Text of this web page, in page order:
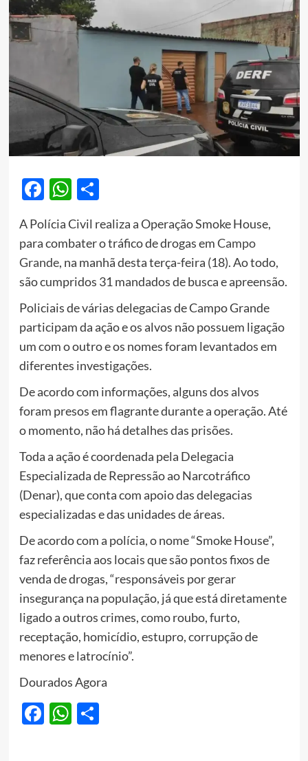
Facebook
WhatsApp
Share
A Polícia Civil realiza a Operação Smoke House,
para combater o tráfico de drogas emCampo
Grande, na manhã desta terça-feira (18). Ao todo,
são cumpridos 31 mandados de busca e apreensão.
Policiais de várias delegacias de Campo Grande
participam da ação e os alvos não possuem ligação
um com o outro e os nomes foram levantados em
diferentes investigações.
De acordo com informações, alguns dos alvos
foram presos em flagrante durante a operação. Até
o momento, não há detalhes das prisões.
Toda a ação é coordenada pela Delegacia
Especializada de Repressão ao Narcotráfico
(Denar), que conta com apoio das delegacias
especializadas e das unidades de áreas.
De acordo com a polícia, o nome “Smoke House”,
faz referência aos locais que são pontos fixos de
venda de drogas, “responsáveis por gerar
insegurança na população, já que está diretamente
ligado a outros crimes, como roubo, furto,
receptação, homicídio, estupro, corrupção de
menores e latrocínio”.
Dourados Agora
Facebook
WhatsApp
Share